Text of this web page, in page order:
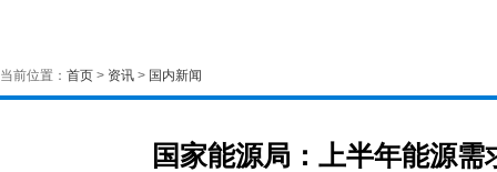
当前位置： 首页 > 资讯 > 国内新闻
国家能源局：上半年能源需